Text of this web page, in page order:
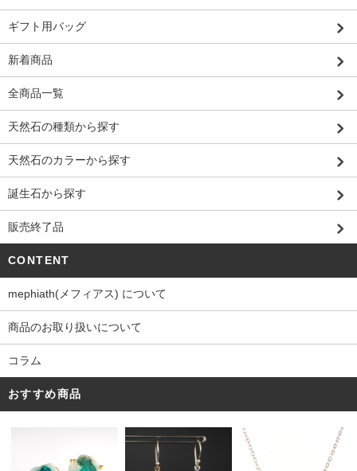
ギフト用バッグ
新着商品
全商品一覧
天然石の種類から探す
天然石のカラーから探す
誕生石から探す
販売終了品
CONTENT
mephiath(メフィアス) について
商品のお取り扱いについて
コラム
おすすめ商品